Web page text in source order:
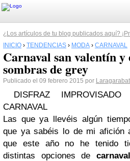
¿Los artículos de tu blog publicados aquí?
INICIO › TENDENCIAS › MODA › CARNAVAL
Carnaval san valentín y
sombras de grey
Publicado el 09 febrero 2015 por
DISFRAZ
CARNAVAL
Las que ya llevéis algún
que ya sabéis lo de mi
que este año no he tenido
distintas opciones de carnaval